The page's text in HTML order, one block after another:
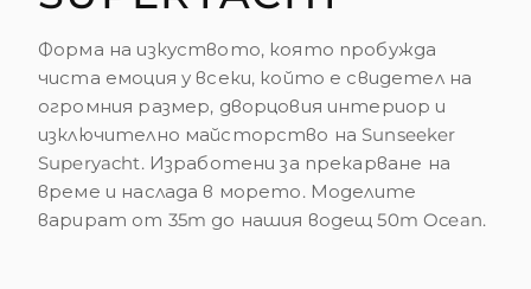
Форма на изкуството, която пробужда
чиста емоция у всеки, който е свидетел на
огромния размер, дворцовия интериор и
изключително майсторство на Sunseeker
Superyacht. Изработени за прекарване на
време и наслада в морето. Моделите
варират от 35m до нашия водещ 50m Ocean.